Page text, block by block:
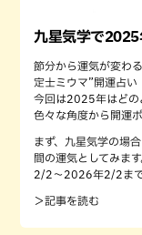
九星気学で2025
節分から運気が変わ
定士ミウマ”開運占い
今回は2025年はどの
色々な角度から開運
まず、九星気学の場
間の運気としてみま
2/2〜2026年2/2まで
＞記事を読む